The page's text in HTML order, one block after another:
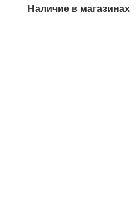
Наличие в магазинах